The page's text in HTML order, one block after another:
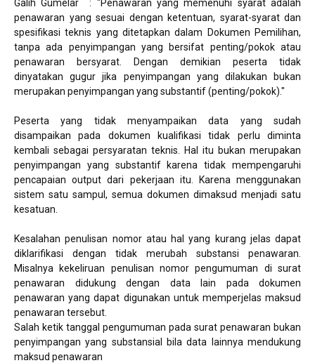
Galih Gumelar : "Penawaran yang memenuhi syarat adalah
penawaran yang sesuai dengan ketentuan, syarat-syarat dan
spesifikasi teknis yang ditetapkan dalam Dokumen Pemilihan,
tanpa ada penyimpangan yang bersifat penting/pokok atau
penawaran bersyarat. Dengan demikian peserta tidak
dinyatakan gugur jika penyimpangan yang dilakukan bukan
merupakan penyimpangan yang substantif (penting/pokok)."
Peserta yang tidak menyampaikan data yang sudah
disampaikan pada dokumen kualifikasi tidak perlu diminta
kembali sebagai persyaratan teknis. Hal itu bukan merupakan
penyimpangan yang substantif karena tidak mempengaruhi
pencapaian output dari pekerjaan itu. Karena menggunakan
sistem satu sampul, semua dokumen dimaksud menjadi satu
kesatuan.
Kesalahan penulisan nomor atau hal yang kurang jelas dapat
diklarifikasi dengan tidak merubah substansi penawaran.
Misalnya kekeliruan penulisan nomor pengumuman di surat
penawaran didukung dengan data lain pada dokumen
penawaran yang dapat digunakan untuk memperjelas maksud
penawaran tersebut.
Salah ketik tanggal pengumuman pada surat penawaran bukan
penyimpangan yang substansial bila data lainnya mendukung
maksud penawaran